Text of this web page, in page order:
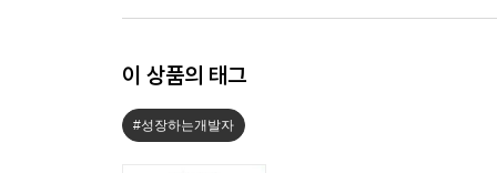
이 상품의 태그
#성장하는개발자